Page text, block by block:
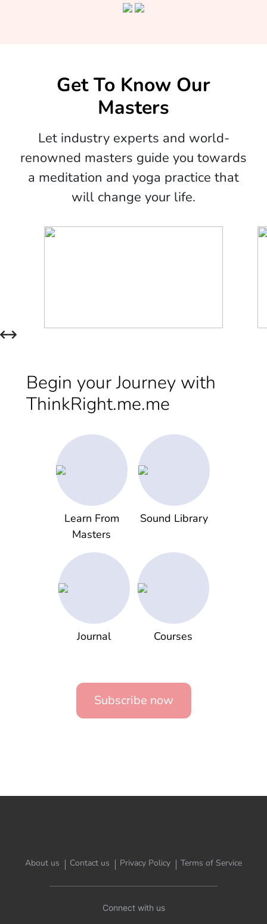
Get To Know Our
Masters
Let industry experts and world-
renowned masters guide you towards
a meditation and yoga practice that
will change your life.
Begin your Journey with
ThinkRight.me.me
Learn From
Masters
Sound Library
Journal Courses
Subscribe now
About us Contact us Privacy Policy Terms of Service
Connect with us